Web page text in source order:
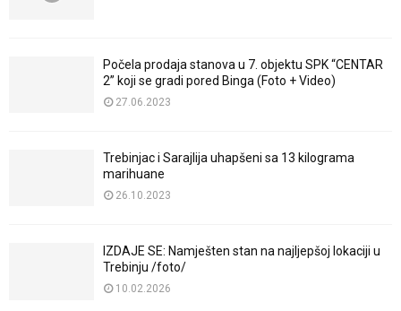
Počela prodaja stanova u 7. objektu SPK “CENTAR
2” koji se gradi pored Binga (Foto + Video)
27.06.2023
Trebinjac i Sarajlija uhapšeni sa 13 kilograma
marihuane
26.10.2023
IZDAJE SE: Namješten stan na najljepšoj lokaciji u
Trebinju /foto/
10.02.2026